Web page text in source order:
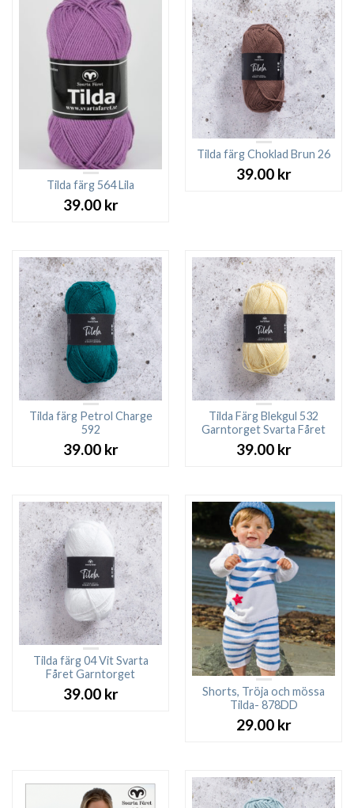
Tilda färg 564 Lila
39.00 kr
Tilda färg Choklad Brun 26
39.00 kr
Tilda färg Petrol Charge
592
39.00 kr
Tilda Färg Blekgul 532
Garntorget Svarta Fåret
39.00 kr
Tilda färg 04 Vit Svarta
Fåret Garntorget
39.00 kr
Shorts, Tröja och mössa
Tilda- 878DD
29.00 kr